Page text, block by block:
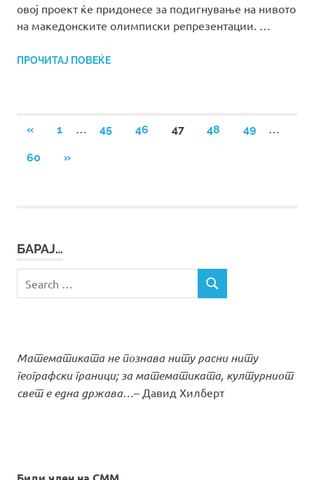
овој проект ќе придонесе за подигнување на нивото
на македонските олимписки репрезентации. …
ПРОЧИТАЈ ПОВЕЌЕ
Posts
pagination
«PREVIOUS
1 … 45 46 47 48 49 …
60
NEXT
»
БАРАЈ…
for:
SEARCH
Математиката не познава ниту расни ниту
географски граници; за математиката, културниот
свет е една држава…– Давид Хилберт